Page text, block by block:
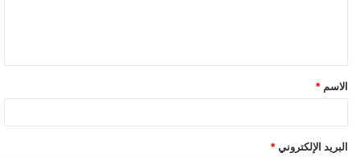
ق
*
الاسم *
البريد الإلكتروني *